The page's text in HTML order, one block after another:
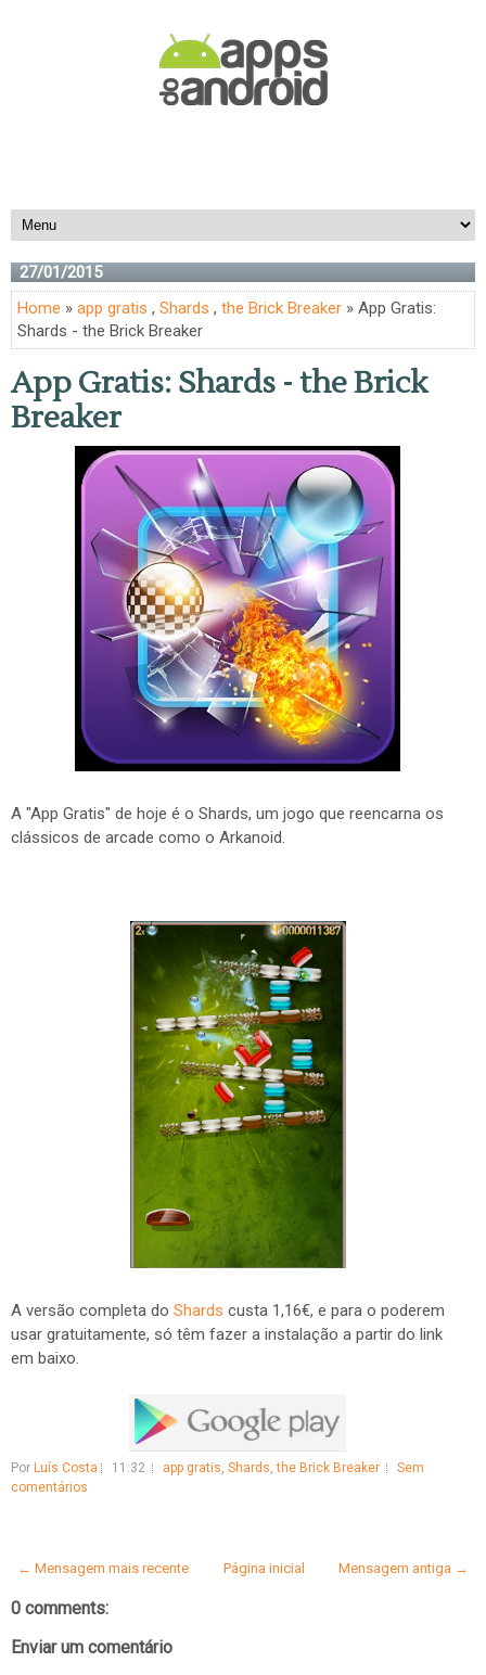
27/01/2015
Home » app gratis , Shards , the Brick Breaker » App Gratis:
Shards - the Brick Breaker
App Gratis: Shards - the Brick
Breaker
A "App Gratis" de hoje é o Shards, um jogo que reencarna os
clássicos de arcade como o Arkanoid.
A versão completa do Shards custa 1,16€, e para o poderem
usar gratuitamente, só têm fazer a instalação a partir do link
em baixo.
Por Luís Costa 11:32 app gratis, Shards,the Brick Breaker
Sem
comentários
← Mensagem mais recente Mensagem antiga →
Página inicial
0 comments:
Enviar um comentário